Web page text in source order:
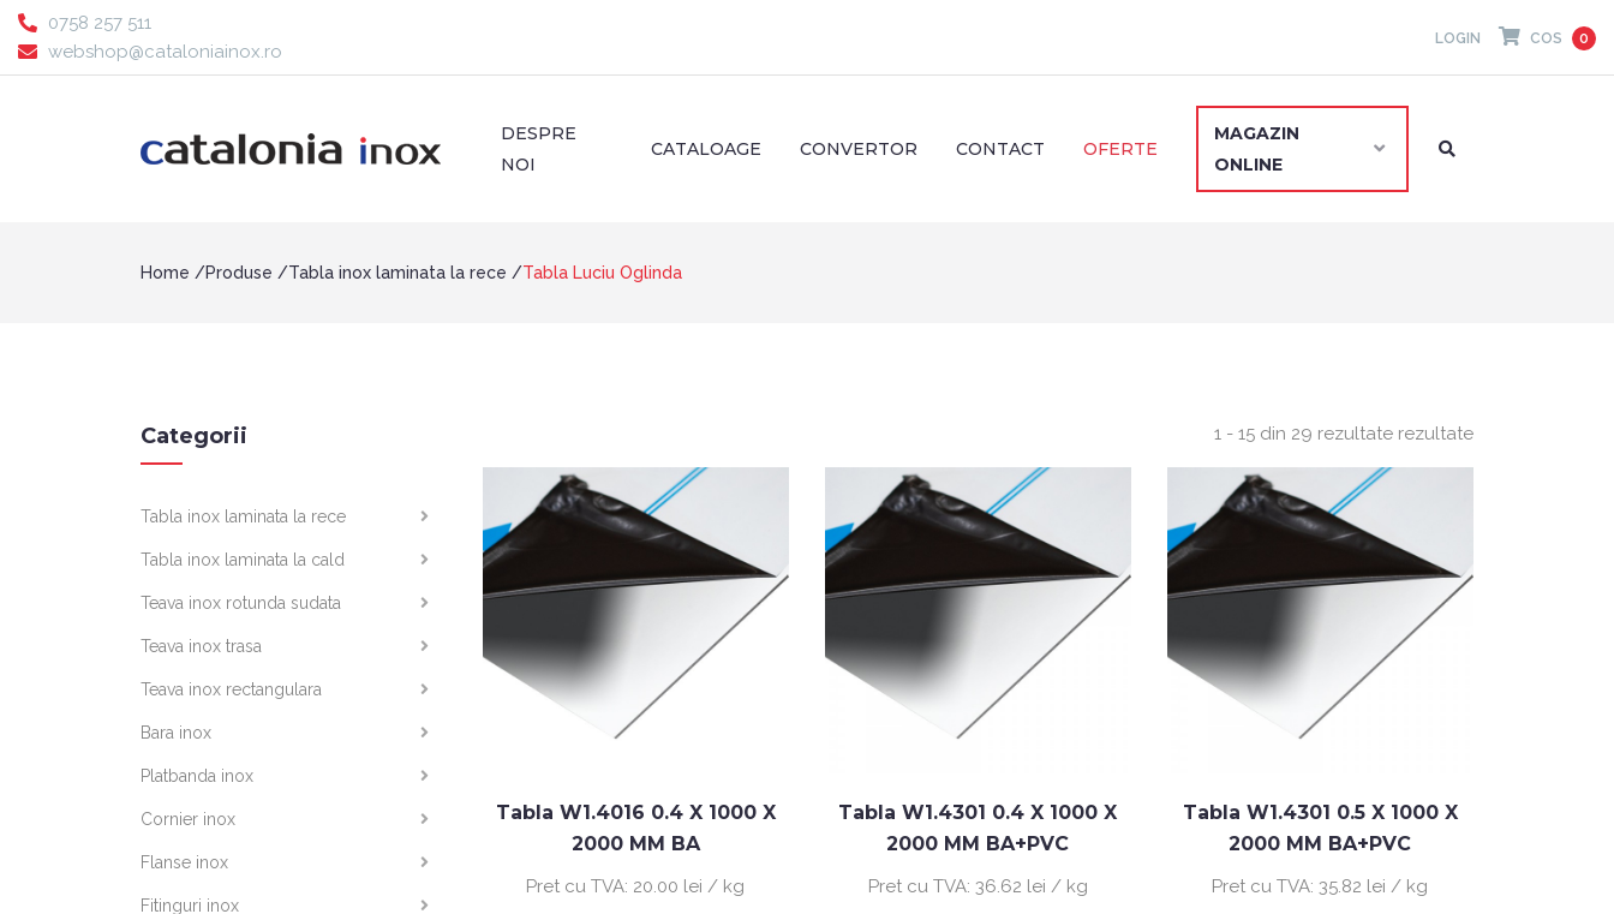
0758 257 511
webshop@cataloniainox.ro
LOGIN COS 0
DESPRE
NOI
CATALOAGE CONVERTOR CONTACT OFERTE
MAGAZIN
ONLINE
Home Produse Tabla inox laminata la rece Tabla Luciu Oglinda
1 - 15 din 29 rezultate rezultate
Tabla W1.4016 0.4 X 1000 X
2000 MM BA
Pret cu TVA: 20.00 lei / kg
Tabla W1.4301 0.4 X 1000 X
2000 MM BA+PVC
Pret cu TVA: 36.62 lei / kg
Tabla W1.4301 0.5 X 1000 X
2000 MM BA+PVC
Pret cu TVA: 35.82 lei / kg
Categorii
Tabla inox laminata la rece
Tabla inox laminata la cald
Teava inox rotunda sudata
Teava inox trasa
Teava inox rectangulara
Bara inox
Platbanda inox
Cornier inox
Flanse inox
Fitinguri inox